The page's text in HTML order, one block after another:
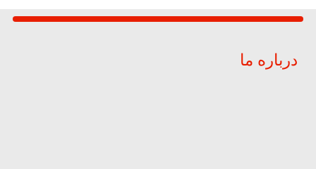
درباره ما